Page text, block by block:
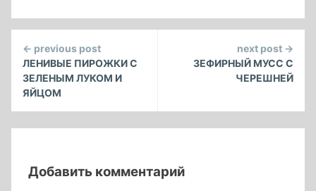
Continue
Reading
← previous post
ЛЕНИВЫЕ ПИРОЖКИ С
ЗЕЛЕНЫМ ЛУКОМ И
ЯЙЦОМ
next post →
ЗЕФИРНЫЙ МУСС С
ЧЕРЕШНЕЙ
Добавить комментарий